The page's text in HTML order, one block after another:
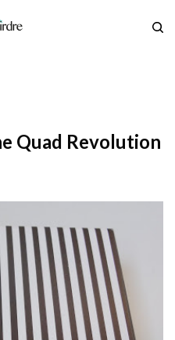
Quad Revolution